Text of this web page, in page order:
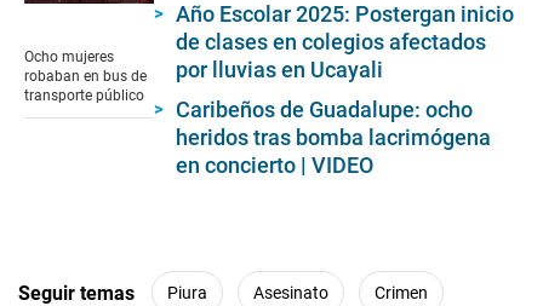
of
2
minutes,
Ocho mujeres
robaban en bus de
transporte público
Año Escolar 2025: Postergan inicio
de clases en colegios afectados
por lluvias en Ucayali
Caribeños de Guadalupe: ocho
heridos tras bomba lacrimógena
en concierto | VIDEO
Seguir temas Piura Asesinato Crimen